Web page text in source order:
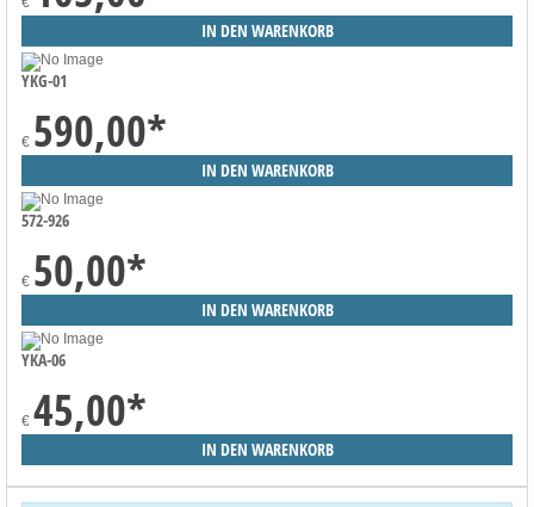
YKG-01
€ 590,00*
572-926
€ 50,00*
YKA-06
€ 45,00*